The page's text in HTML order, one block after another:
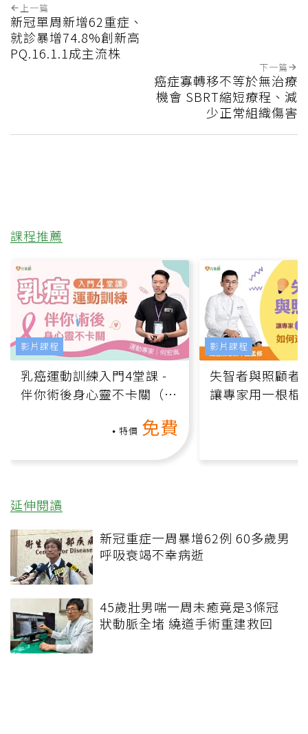
上一篇
新冠單周新增62重症、
就診暴增74.8%創新高
PQ.16.1.1成主流株
下一篇
癌症寡轉移不等於無治療
機會 SBRT縮短療程、減
少正常組織傷害
課程推薦
乳癌運動訓練入門4堂課 -
伴你術後身心靈不卡關（線
特價 免費
影片課程
失智者與照顧者
讓專家用一根棍
影片課程
延伸閱讀
新冠重症一周暴增62例 60多歲男
呼吸衰竭不幸病逝
45歲壯男喘一周未癒竟是3條冠
狀動脈全堵 繞道手術重建救回